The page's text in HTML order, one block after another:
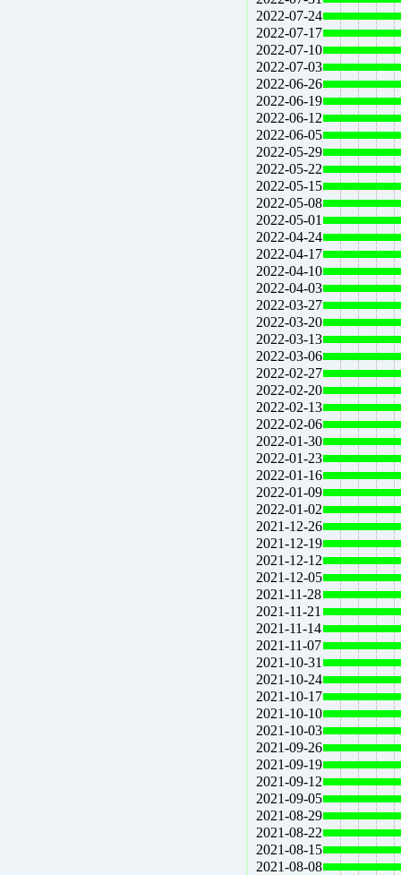
2022-07-24
2022-07-17
2022-07-10
2022-07-03
2022-06-26
2022-06-19
2022-06-12
2022-06-05
2022-05-29
2022-05-22
2022-05-15
2022-05-08
2022-05-01
2022-04-24
2022-04-17
2022-04-10
2022-04-03
2022-03-27
2022-03-20
2022-03-13
2022-03-06
2022-02-27
2022-02-20
2022-02-13
2022-02-06
2022-01-30
2022-01-23
2022-01-16
2022-01-09
2022-01-02
2021-12-26
2021-12-19
2021-12-12
2021-12-05
2021-11-28
2021-11-21
2021-11-14
2021-11-07
2021-10-31
2021-10-24
2021-10-17
2021-10-10
2021-10-03
2021-09-26
2021-09-19
2021-09-12
2021-09-05
2021-08-29
2021-08-22
2021-08-15
2021-08-08